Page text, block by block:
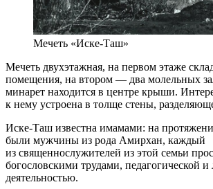
Мечеть «Иске-Таш»
Мечеть двухэтажная, на первом этаже
помещения, на втором — два молельных
минарет находится в центре крыши.
к нему устроена в толще стены,
Иске-Таш известна имамами: на
были мужчины из рода Амирхан, каждый
из священнослужителей из этой семьи
богословскими трудами, педагогической и
деятельностью.